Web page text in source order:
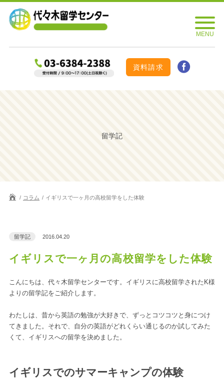
資料請求
留学記
コラム イギリスで一ヶ月の高校留学をした体験
留学記 2016.04.20
イギリスで一ヶ月の高校留学をした体験
こんにちは、代々木留学センターです。イギリスに高校留学されたK様
よりの留学記をご紹介します。
わたしは、昔から英語の勉強が大好きで、ずっとコツコツと身につけ
てきました。それで、自分の英語がどれくらい通じるのか試してみた
くて、イギリスへの留学を決めました。
イギリスでのサマーキャンプの体験